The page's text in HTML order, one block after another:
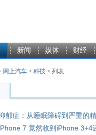
新闻 娱体 财经
网上汽车 > 科技 > 列表
郁症：从睡眠障碍到严重的
7 竟然收到iPhone 3+4